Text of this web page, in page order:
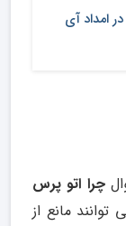
امداد آی
چرا اتو پرس
مانع از